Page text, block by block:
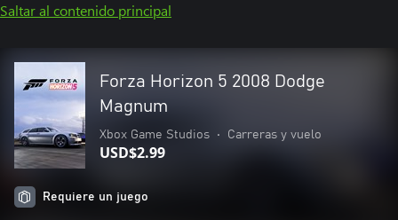
Saltar al contenido principal
Forza Horizon 5 2008 Dodge
Magnum
Xbox Game Studios • Carreras y vuelo
USD$2.99
Requiere un juego